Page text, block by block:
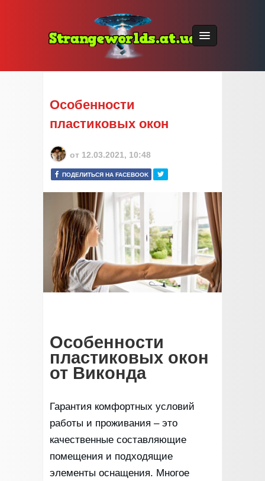
Особенности
пластиковых окон
от 12.03.2021, 10:48
ПОДЕЛИТЬСЯ НА FACEBOOK
Особенности
пластиковых окон
от Виконда
Гарантия комфортных условий
работы и проживания – это
качественные составляющие
помещения и подходящие
элементы оснащения. Многое